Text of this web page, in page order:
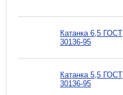
Катанка 6,5 ГОСТ
30136-95
Катанка 5,5 ГОСТ
30136-95